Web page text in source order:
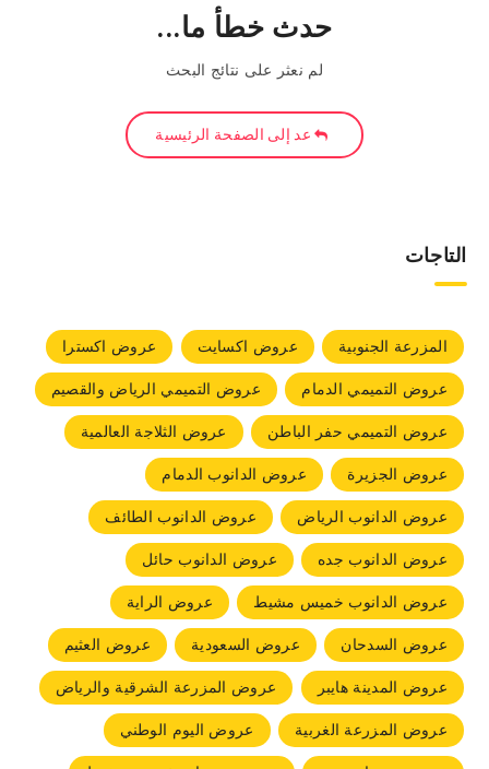
حدث خطأ ما...
لم نعثر على نتائج البحث
عد إلى الصفحة الرئيسية
التاجات
المزرعة الجنوبية عروض اكسايت
عروض اكسترا
عروض التميمي الدمام
عروض التميمي الرياض والقصيم
عروض التميمي حفر الباطن
عروض الثلاجة العالمية
عروض الجزيرة
عروض الدانوب الدمام
عروض الدانوب الرياض
عروض الدانوب الطائف
عروض الدانوب جده
عروض الدانوب حائل
عروض الدانوب خميس مشيط
عروض الراية
عروض السدحان
عروض السعودية
عروض العثيم
عروض المدينة هايبر
عروض المزرعة الشرقية والرياض
عروض المزرعة الغربية
عروض اليوم الوطني